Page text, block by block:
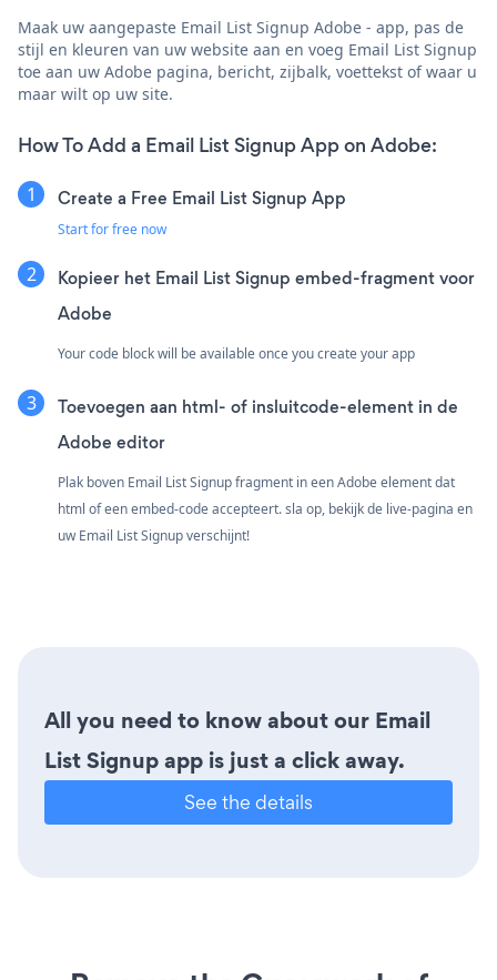
Maak uw aangepaste Email List Signup Adobe - app, pas de
stijl en kleuren van uw website aan en voeg Email List Signup
toe aan uw Adobe pagina, bericht, zijbalk, voettekst of waar u
maar wilt op uw site.
How To Add a Email List Signup App on Adobe:
Create a Free Email List Signup App
Start for free now
Kopieer het Email List Signup embed-fragment voor
Adobe
Your code block will be available once you create your app
Toevoegen aan html- of insluitcode-element in de
Adobe editor
Plak boven Email List Signup fragment in een Adobe element dat
html of een embed-code accepteert. sla op, bekijk de live-pagina en
uw Email List Signup verschijnt!
All you need to know about our Email
List Signup app is just a click away.
See the details